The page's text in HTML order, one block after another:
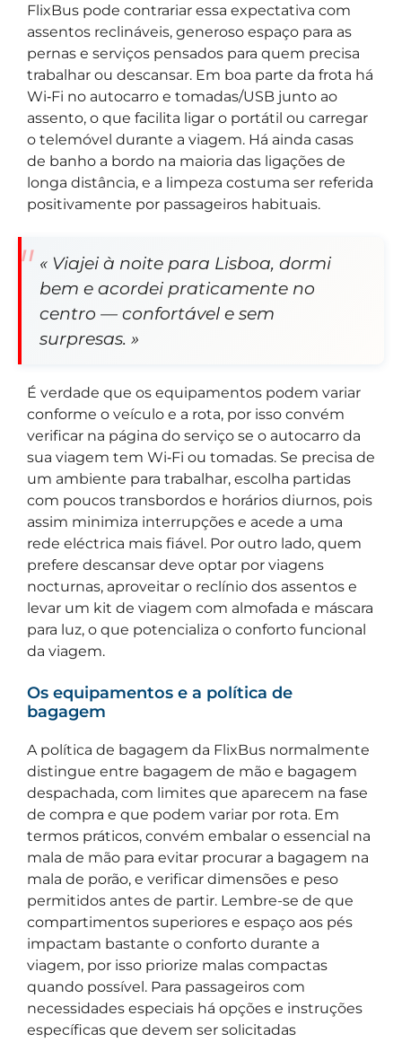
FlixBus pode contrariar essa expectativa com
assentos reclináveis, generoso espaço para as
pernas e serviços pensados para quem precisa
trabalhar ou descansar. Em boa parte da frota há
Wi‑Fi no autocarro e tomadas/USB junto ao
assento, o que facilita ligar o portátil ou carregar
o telemóvel durante a viagem. Há ainda casas
de banho a bordo na maioria das ligações de
longa distância, e a limpeza costuma ser referida
positivamente por passageiros habituais.
« Viajei à noite para Lisboa, dormi
bem e acordei praticamente no
centro — confortável e sem
surpresas. »
É verdade que os equipamentos podem variar
conforme o veículo e a rota, por isso convém
verificar na página do serviço se o autocarro da
sua viagem tem Wi‑Fi ou tomadas. Se precisa de
um ambiente para trabalhar, escolha partidas
com poucos transbordos e horários diurnos, pois
assim minimiza interrupções e acede a uma
rede eléctrica mais fiável. Por outro lado, quem
prefere descansar deve optar por viagens
nocturnas, aproveitar o reclínio dos assentos e
levar um kit de viagem com almofada e máscara
para luz, o que potencializa o conforto funcional
da viagem.
Os equipamentos e a política de
bagagem
A política de bagagem da FlixBus normalmente
distingue entre bagagem de mão e bagagem
despachada, com limites que aparecem na fase
de compra e que podem variar por rota. Em
termos práticos, convém embalar o essencial na
mala de mão para evitar procurar a bagagem na
mala de porão, e verificar dimensões e peso
permitidos antes de partir. Lembre-se de que
compartimentos superiores e espaço aos pés
impactam bastante o conforto durante a
viagem, por isso priorize malas compactas
quando possível. Para passageiros com
necessidades especiais há opções e instruções
específicas que devem ser solicitadas